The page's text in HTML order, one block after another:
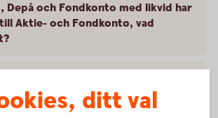
Depå och Fondkonto med likvid har
Aktie- och Fondkonto, vad
ditt val